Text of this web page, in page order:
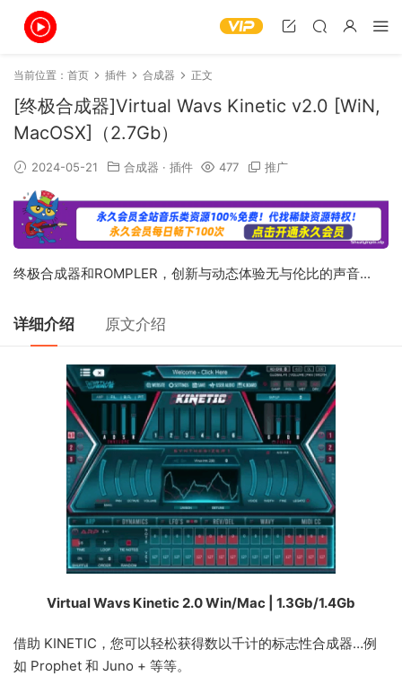
当前位置： 首页 插件 合成器 正文
[终极合成器]Virtual Wavs Kinetic v2.0 [WiN,
MacOSX]（2.7Gb）
2024-05-21 合成器 · 插件 477 推广
终极合成器和ROMPLER，创新与动态体验无与伦比的声音...
详细介绍 原文介绍
Virtual Wavs Kinetic 2.0 Win/Mac | 1.3Gb/1.4Gb
借助 KINETIC，您可以轻松获得数以千计的标志性合成器…例
如 Prophet 和 Juno + 等等。